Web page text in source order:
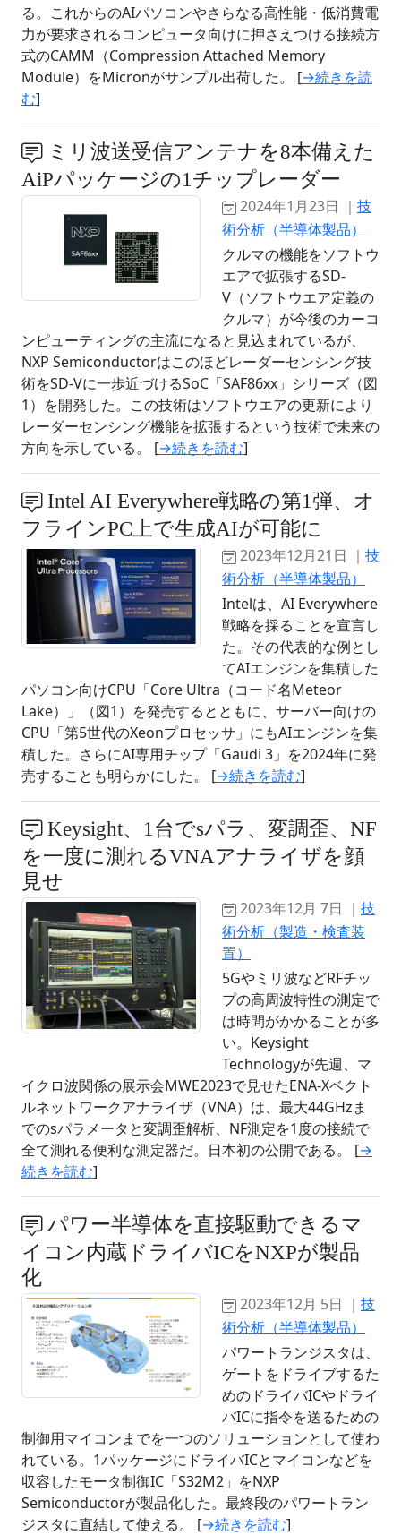
る。これからのAIパソコンやさらなる高性能・低消費電
力が要求されるコンピュータ向けに押さえつける接続方
式のCAMM（Compression Attached Memory
Module）をMicronがサンプル出荷した。 [→続きを読
む]
ミリ波送受信アンテナを8本備えた
AiPパッケージの1チップレーダー
2024年1月23日 ｜ 技
術分析（半導体製品）
クルマの機能をソフトウ
エアで拡張するSD-
V（ソフトウエア定義の
クルマ）が今後のカーコ
ンピューティングの主流になると見込まれているが、
NXP Semiconductorはこのほどレーダーセンシング技
術をSD-Vに一歩近づけるSoC「SAF86xx」シリーズ（図
1）を開発した。この技術はソフトウエアの更新により
レーダーセンシング機能を拡張するという技術で未来の
方向を示している。 [→続きを読む]
Intel AI Everywhere戦略の第1弾、オ
フラインPC上で生成AIが可能に
2023年12月21日 ｜ 技
術分析（半導体製品）
Intelは、AI Everywhere
戦略を採ることを宣言し
た。その代表的な例とし
てAIエンジンを集積した
パソコン向けCPU「Core Ultra（コード名Meteor
Lake）」（図1）を発売するとともに、サーバー向けの
CPU「第5世代のXeonプロセッサ」にもAIエンジンを集
積した。さらにAI専用チップ「Gaudi 3」を2024年に発
売することも明らかにした。 [→続きを読む]
Keysight、1台でsパラ、変調歪、NF
を一度に測れるVNAアナライザを顔
見せ
2023年12月 7日 ｜ 技
術分析（製造・検査装
置）
5Gやミリ波などRFチッ
プの高周波特性の測定で
は時間がかかることが多
い。Keysight
Technologyが先週、マ
イクロ波関係の展示会MWE2023で見せたENA-Xベクト
ルネットワークアナライザ（VNA）は、最大44GHzま
でのsパラメータと変調歪解析、NF測定を1度の接続で
全て測れる便利な測定器だ。日本初の公開である。 [→
続きを読む]
パワー半導体を直接駆動できるマ
イコン内蔵ドライバICをNXPが製品
化
2023年12月 5日 ｜ 技
術分析（半導体製品）
パワートランジスタは、
ゲートをドライブするた
めのドライバICやドライ
バICに指令を送るための
制御用マイコンまでを一つのソリューションとして使わ
れている。1パッケージにドライバICとマイコンなどを
収容したモータ制御IC「S32M2」をNXP
Semiconductorが製品化した。最終段のパワートラン
ジスタに直結して使える。 [→続きを読む]